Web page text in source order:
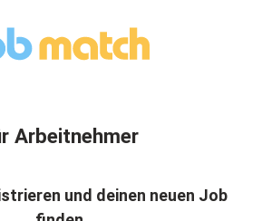
Arbeitnehmer
und deinen neuen Job